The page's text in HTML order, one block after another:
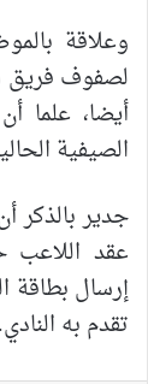
وعلاقة
لصفوف فريق
أيضا، علما
الصيفية
جدير بالذكر
عقد اللاعب
إرسال بطاقة
تقدم به النادي.